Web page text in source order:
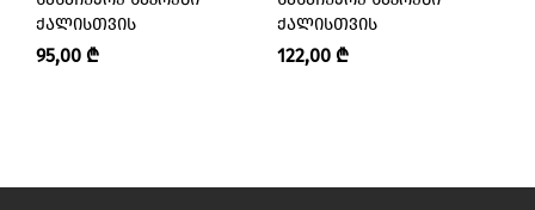
ᲥᲐᲚᲘᲡᲗᲕᲘᲡ
95,00 ₾
ᲥᲐᲚᲘᲡᲗᲕᲘᲡ
122,00 ₾